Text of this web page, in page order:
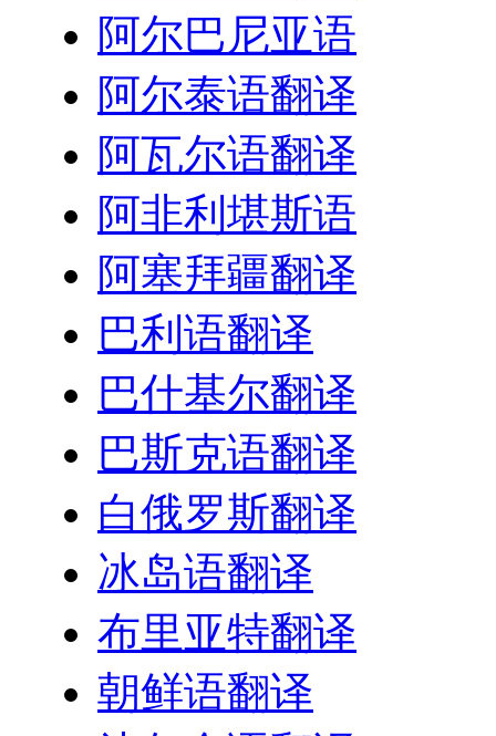
阿尔巴尼亚语
阿尔泰语翻译
阿瓦尔语翻译
阿非利堪斯语
阿塞拜疆翻译
巴利语翻译
巴什基尔翻译
巴斯克语翻译
白俄罗斯翻译
冰岛语翻译
布里亚特翻译
朝鲜语翻译